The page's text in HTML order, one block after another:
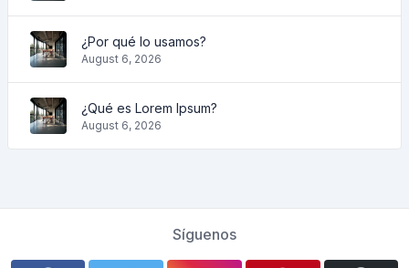
¿Por qué lo usamos?
August 6, 2026
¿Qué es Lorem Ipsum?
August 6, 2026
Síguenos